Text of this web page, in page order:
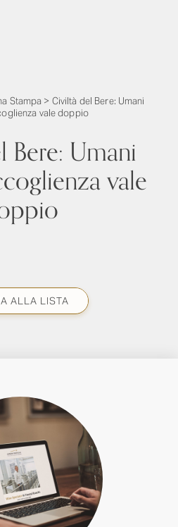
Stampa > Civiltà del Bere: Umani
vale doppio
Umani
vale
ALLA LISTA